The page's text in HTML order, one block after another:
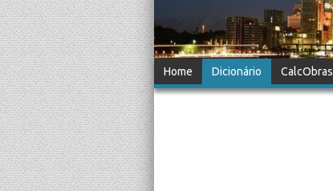
Home Dicionário CalcObras